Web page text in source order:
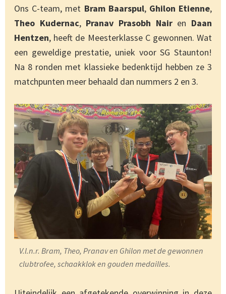
Ons C-team, met Bram Baarspul, Ghilon Etienne,
Theo Kudernac, Pranav Prasobh Nairen Daan
Hentzen, heeft de Meesterklasse C gewonnen. Wat
een geweldige prestatie, uniek voor SG Staunton!
Na 8 ronden met klassieke bedenktijd hebben ze 3
matchpunten meer behaald dan nummers 2 en 3.
V.l.n.r. Bram, Theo, Pranav en Ghilon met de gewonnen
clubtrofee, schaakklok en gouden medailles.